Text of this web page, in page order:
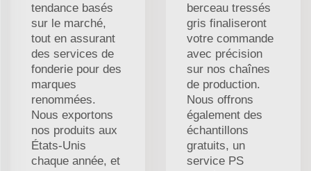
tendance basés
sur le marché,
tout en assurant
des services de
fonderie pour des
marques
renommées.
Nous exportons
nos produits aux
États-Unis
chaque année, et
berceau tressés
gris finaliseront
votre commande
avec précision
sur nos chaînes
de production.
Nous offrons
également des
échantillons
gratuits, un
service PS